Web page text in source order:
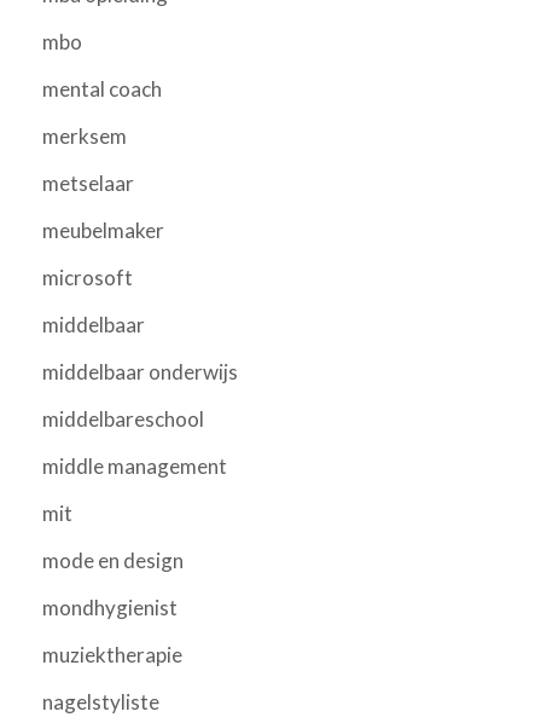
mbo
mental coach
merksem
metselaar
meubelmaker
microsoft
middelbaar
middelbaar onderwijs
middelbareschool
middle management
mit
mode en design
mondhygienist
muziektherapie
nagelstyliste